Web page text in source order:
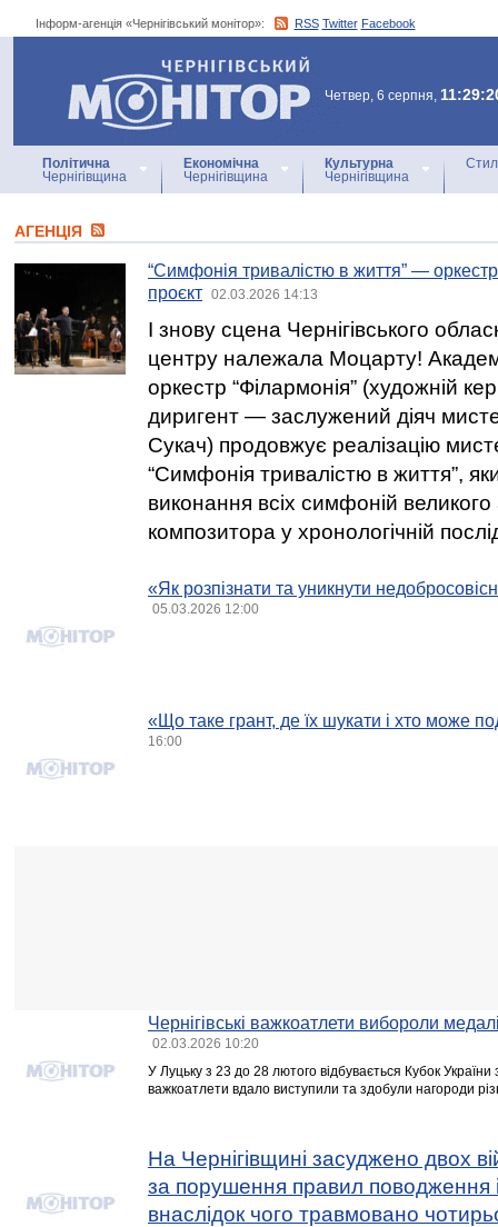
Інформ-агенція «Чернігівський монітор»: RSS Twitter Facebook
Інформ-агенція
«Чернігівський монітор»
Четвер, 6 серпня,
Політична
Чернігівщина
Економічна
Чернігівщина
Культурна
Чернігівщина
АГЕНЦIЯ
“Симфонія тривалістю в життя” —
проєкт
02.03.2026 14:13
І знову сцена Чернігівського
центру належала Моцарту!
оркестр “Філармонія” (художній
диригент — заслужений діяч
Сукач) продовжує реалізацію
“Симфонія тривалістю в життя”,
виконання всіх симфоній великого
композитора у хронологічній
«Як розпізнати та уникнути
05.03.2026 12:00
«Що таке грант, де їх шукати і хто може
16:00
Чернігівські важкоатлети вибороли
02.03.2026 10:20
У Луцьку з 23 до 28 лютого відбувається Кубок України
важкоатлети вдало виступили та здобули нагороди
На Чернігівщині засуджено двох
за порушення правил поводження
внаслідок чого травмовано